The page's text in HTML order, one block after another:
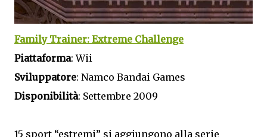
Family Trainer: Extreme Challenge
Piattaforma: Wii
Sviluppatore: Namco Bandai Games
Disponibilità: Settembre 2009
15 sport “estremi” si aggiungono alla serie